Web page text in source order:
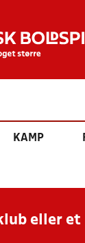
KAMP
eller et